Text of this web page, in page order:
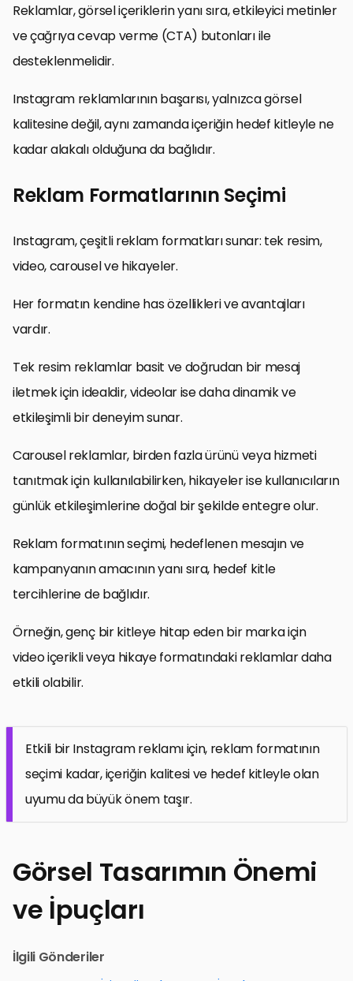
Reklamlar, görsel içeriklerin yanı sıra, etkileyici metinler
ve çağrıya cevap verme (CTA) butonları ile
desteklenmelidir.
Instagram reklamlarının başarısı, yalnızca görsel
kalitesine değil, aynı zamanda içeriğin hedef kitleyle ne
kadar alakalı olduğuna da bağlıdır.
Reklam Formatlarının Seçimi
Instagram, çeşitli reklam formatları sunar: tek resim,
video, carousel ve hikayeler.
Her formatın kendine has özellikleri ve avantajları
vardır.
Tek resim reklamlar basit ve doğrudan bir mesaj
iletmek için idealdir, videolar ise daha dinamik ve
etkileşimli bir deneyim sunar.
Carousel reklamlar, birden fazla ürünü veya hizmeti
tanıtmak için kullanılabilirken, hikayeler ise kullanıcıların
günlük etkileşimlerine doğal bir şekilde entegre olur.
Reklam formatının seçimi, hedeflenen mesajın ve
kampanyanın amacının yanı sıra, hedef kitle
tercihlerine de bağlıdır.
Örneğin, genç bir kitleye hitap eden bir marka için
video içerikli veya hikaye formatındaki reklamlar daha
etkili olabilir.
Etkili bir Instagram reklamı için, reklam formatının
seçimi kadar, içeriğin kalitesi ve hedef kitleyle olan
uyumu da büyük önem taşır.
Görsel Tasarımın Önemi
ve İpuçları
İlgili Gönderiler